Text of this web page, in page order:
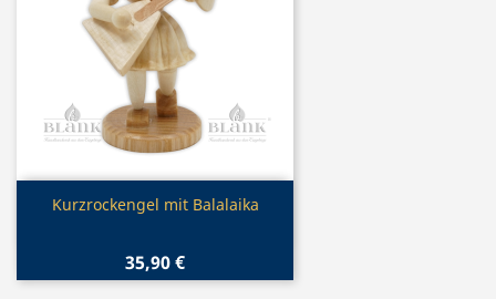
Vorschau
Kurzrockengel mit Balalaika
35,90 €